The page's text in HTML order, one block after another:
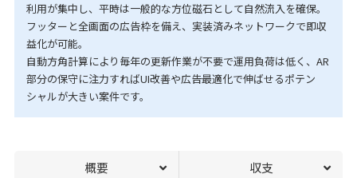
利用が集中し、平時は一般的な方位磁石として自然流入を確保。
フッターと全画面の広告枠を備え、実装済みネットワークで即収
益化が可能。
自動方角計算により毎年の更新作業が不要で運用負荷は低く、AR
部分の保守に注力すればUI改善や広告最適化で伸ばせるポテン
シャルが大きい案件です。
概要 収支